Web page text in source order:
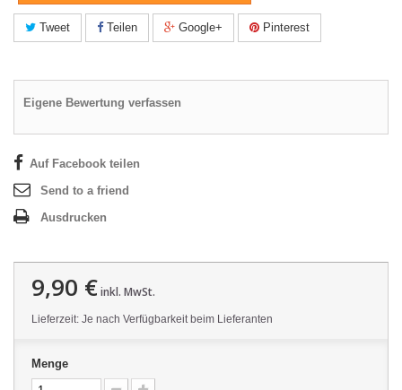
Tweet Teilen Google+ Pinterest
Eigene Bewertung verfassen
Auf Facebook teilen
Send to a friend
Ausdrucken
9,90 €inkl. MwSt.
Lieferzeit: Je nach Verfügbarkeit beim Lieferanten
Menge